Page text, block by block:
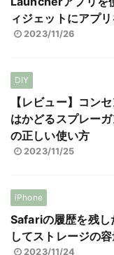
ィジェットにアプ
2023/11/26
DIY
【レビュー】コン
はかどるスプレー
の正しい使い方
2023/11/25
iPhone
Safariの履歴を残し
してストレージの
2023/11/24